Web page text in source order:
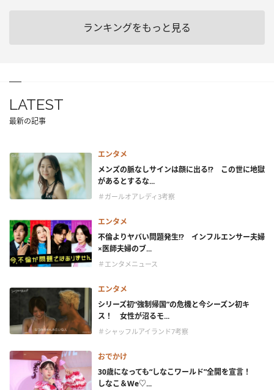
ランキングをもっと見る
LATEST
最新の記事
エンタメ
メンズの脈なしサインは顔に出る!? この世に地獄
があるとするな...
＃ガールオアレディ3考察
エンタメ
不倫よりヤバい問題発生!? インフルエンサー夫婦
×医師夫婦のブ...
＃エンタメニュース
エンタメ
シリーズ初“強制帰国”の危機と今シーズン初キ
ス！ 女性が沼るモ...
＃シャッフルアイランド7考察
おでかけ
30歳になっても“しなこワールド”全開を宣言！
しなこ＆We♡...